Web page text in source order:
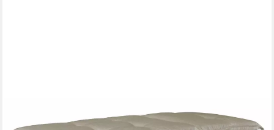
Stuhlkissen Auflagen Hochlehner 6 Stk.